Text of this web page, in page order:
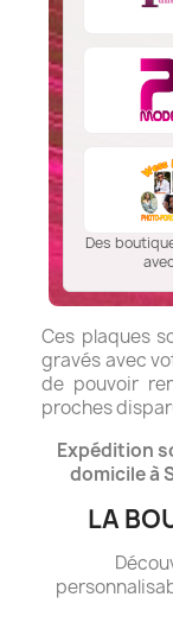
Des
Ces plaques
gravés avec
de pouvoir
proches
Expédition
domicile à
LA